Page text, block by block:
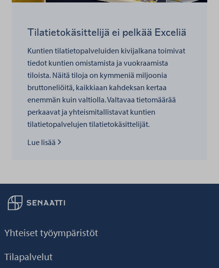
Tilatietokäsittelijä ei pelkää Exceliä
Kuntien tilatietopalveluiden kivijalkana toimivat
tiedot kuntien omistamista ja vuokraamista
tiloista. Näitä tiloja on kymmeniä miljoonia
bruttoneliöitä, kaikkiaan kahdeksan kertaa
enemmän kuin valtiolla. Valtavaa tietomäärää
perkaavat ja yhteismitallistavat kuntien
tilatietopalvelujen tilatietokäsittelijät.
Lue lisää kohteesta
Lue lisää
Palaa taikaisin etusivulle
Yhteiset työympäristöt
Tilapalvelut